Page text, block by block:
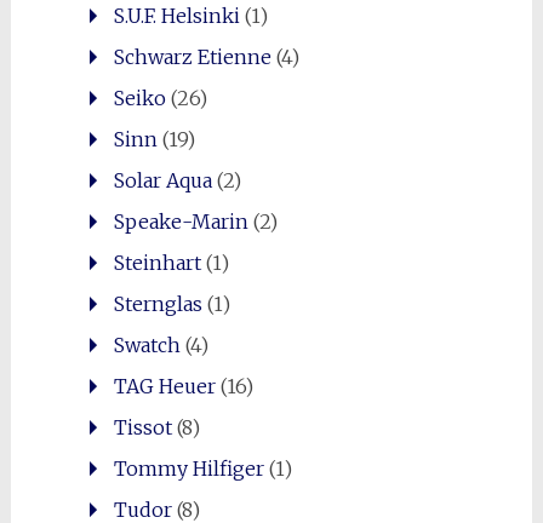
S.U.F. Helsinki (1)
Schwarz Etienne(4)
Seiko(26)
Sinn (19)
Solar Aqua(2)
Speake-Marin (2)
Steinhart(1)
Sternglas (1)
Swatch (4)
TAG Heuer(16)
Tissot(8)
Tommy Hilfiger(1)
Tudor(8)